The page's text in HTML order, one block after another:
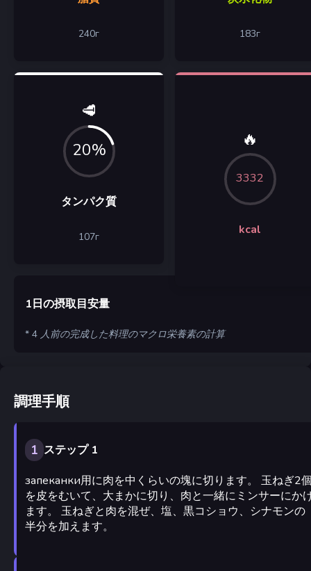
240г 183г
🥩
20%
タンパク質
107г
🔥
3332
kcal
1日の摂取目安量
* 4 人前の完成した料理のマクロ栄養素の計算
調理手順
1 ステップ 1
запеканки用に肉を中くらいの塊に切ります。 玉ねぎ2
を皮をむいて、大まかに切り、肉と一緒にミンサーにか
ます。 玉ねぎと肉を混ぜ、塩、黒コショウ、シナモンの
半分を加えます。